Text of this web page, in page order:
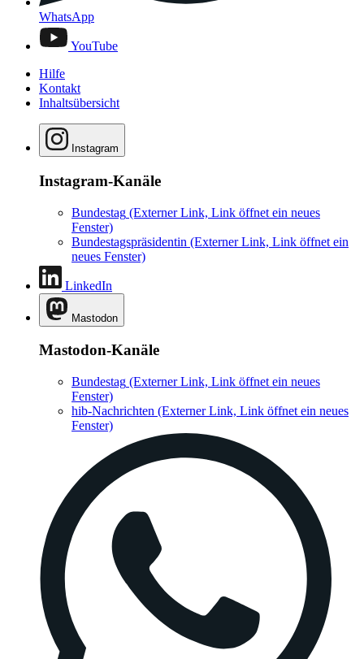
WhatsApp
YouTube
Hilfe
Kontakt
Inhaltsübersicht
Instagram
Instagram-Kanäle
Bundestag (Externer Link, Link öffnet ein neues
Fenster)
Bundestagspräsidentin (Externer Link, Link öffnet ein
neues Fenster)
LinkedIn
Mastodon
Mastodon-Kanäle
Bundestag (Externer Link, Link öffnet ein neues
Fenster)
hib-Nachrichten (Externer Link, Link öffnet ein neues
Fenster)